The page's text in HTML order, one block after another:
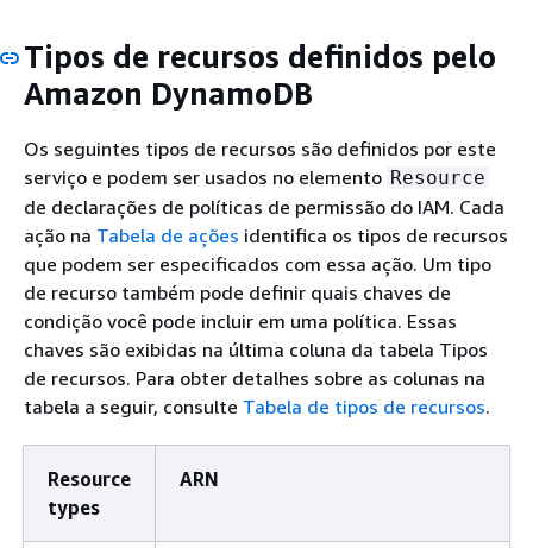
Tipos de recursos definidos pelo
Amazon DynamoDB
Os seguintes tipos de recursos são definidos por este
serviço e podem ser usados no elemento Resource
de declarações de políticas de permissão do IAM. Cada
ação na Tabela de ações identifica os tipos de recursos
que podem ser especificados com essa ação. Um tipo
de recurso também pode definir quais chaves de
condição você pode incluir em uma política. Essas
chaves são exibidas na última coluna da tabela Tipos
de recursos. Para obter detalhes sobre as colunas na
tabela a seguir, consulte Tabela de tipos de recursos.
Resource
types
ARN